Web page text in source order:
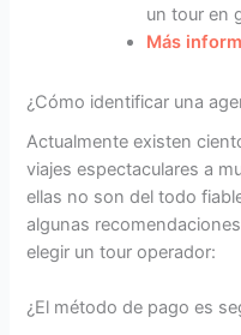
un tour en
Más
¿Cómo identificar una
Actualmente existen
viajes espectaculares a
ellas no son del todo
algunas
elegir un tour operador:
¿El método de pago es